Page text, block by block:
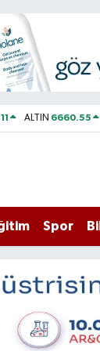
ALTIN 6660.55
Spor